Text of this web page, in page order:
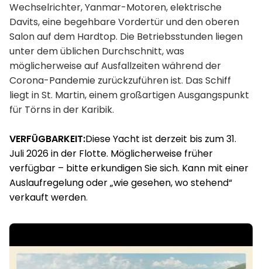
Wechselrichter, Yanmar-Motoren, elektrische
Davits, eine begehbare Vordertür und den oberen
Salon auf dem Hardtop. Die Betriebsstunden liegen
unter dem üblichen Durchschnitt, was
möglicherweise auf Ausfallzeiten während der
Corona-Pandemie zurückzuführen ist. Das Schiff
liegt in St. Martin, einem großartigen Ausgangspunkt
für Törns in der Karibik.
VERFÜGBARKEIT:Diese Yacht ist derzeit bis zum 31.
Juli 2026 in der Flotte. Möglicherweise früher
verfügbar – bitte erkundigen Sie sich. Kann mit einer
Auslaufregelung oder „wie gesehen, wo stehend“
verkauft werden.